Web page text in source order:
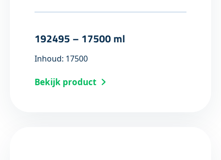
192495 – 17500 ml
Inhoud: 17500
Bekijk product